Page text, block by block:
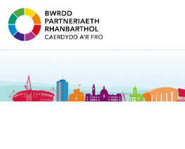
Neidio
i'r
cynnwys